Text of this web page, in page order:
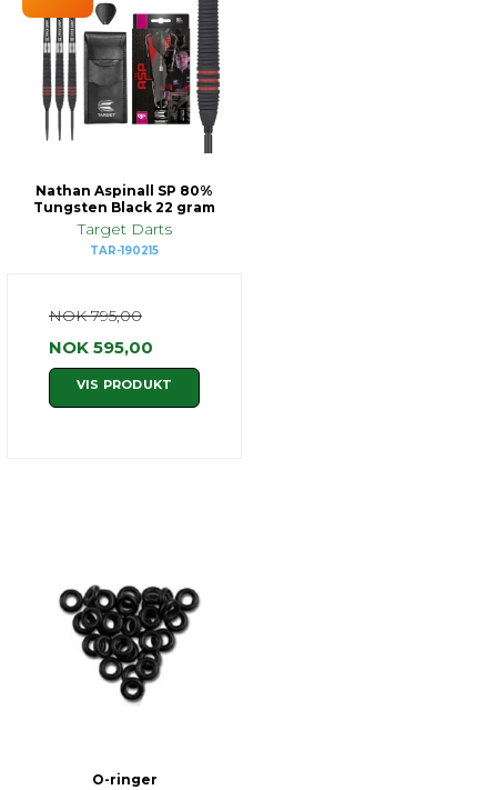
Nathan Aspinall SP 80%
Tungsten Black 22 gram
Target Darts
TAR-190215
NOK 795,00
NOK 595,00
VIS PRODUKT
O-ringer